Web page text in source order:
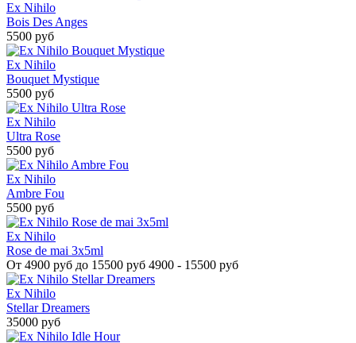
Ex Nihilo
Bois Des Anges
5500 руб
Ex Nihilo
Bouquet Mystique
5500 руб
Ex Nihilo
Ultra Rose
5500 руб
Ex Nihilo
Ambre Fou
5500 руб
Ex Nihilo
Rose de mai 3x5ml
От 4900 руб до 15500 руб 4900 - 15500 руб
Ex Nihilo
Stellar Dreamers
35000 руб